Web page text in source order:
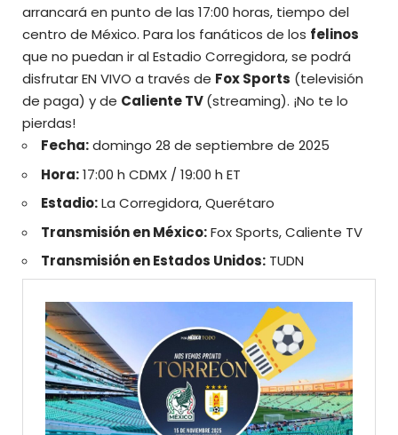
arrancará en punto de las 17:00 horas, tiempo del
centro de México. Para los fanáticos de los felinos
que no puedan ir al Estadio Corregidora, se podrá
disfrutar EN VIVO a través de Fox Sports (televisión
de paga) y de Caliente TV(streaming). ¡No te lo
pierdas!
Fecha:domingo 28 de septiembre de 2025
Hora:17:00 h CDMX / 19:00 h ET
Estadio:La Corregidora, Querétaro
Transmisión en México:Fox Sports, Caliente TV
Transmisión en Estados Unidos: TUDN